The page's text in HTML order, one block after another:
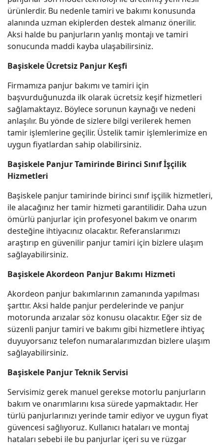
ürünlerdir. Bu nedenle tamiri ve bakımı konusunda
alanında uzman ekiplerden destek almanız önerilir.
Aksi halde bu panjurların yanlış montajı ve tamiri
sonucunda maddi kayba ulaşabilirsiniz.
Başiskele Ücretsiz Panjur Keşfi
Firmamıza panjur bakımı ve tamiri için
başvurduğunuzda ilk olarak ücretsiz keşif hizmetleri
sağlamaktayız. Böylece sorunun kaynağı ve nedeni
anlaşılır. Bu yönde de sizlere bilgi verilerek hemen
tamir işlemlerine geçilir. Üstelik tamir işlemlerimize en
uygun fiyatlardan sahip olabilirsiniz.
Başiskele Panjur Tamirinde Birinci Sınıf İşçilik
Hizmetleri
Başiskele panjur tamirinde birinci sınıf işçilik hizmetleri,
ile alacağınız her tamir hizmeti garantilidir. Daha uzun
ömürlü panjurlar için profesyonel bakım ve onarım
desteğine ihtiyacınız olacaktır. Referanslarımızı
araştırıp en güvenilir panjur tamiri için bizlere ulaşım
sağlayabilirsiniz.
Başiskele Akordeon Panjur Bakımı Hizmeti
Akordeon panjur bakımlarının zamanında yapılması
şarttır. Aksi halde panjur perdelerinde ve panjur
motorunda arızalar söz konusu olacaktır. Eğer siz de
süzenli panjur tamiri ve bakımı gibi hizmetlere ihtiyaç
duyuyorsanız telefon numaralarımızdan bizlere ulaşım
sağlayabilirsiniz.
Başiskele Panjur Teknik Servisi
Servisimiz gerek manuel gerekse motorlu panjurların
bakım ve onarımlarını kısa sürede yapmaktadır. Her
türlü panjurlarınızı yerinde tamir ediyor ve uygun fiyat
güvencesi sağlıyoruz. Kullanıcı hataları ve montaj
hataları sebebi ile bu panjurlar içeri su ve rüzgar